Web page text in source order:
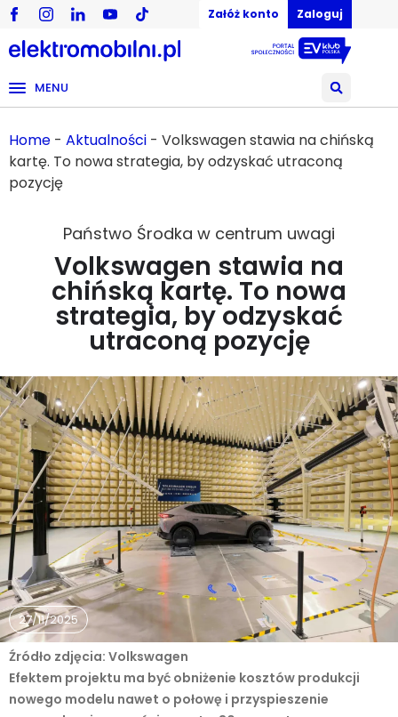
Załóż konto Zaloguj
MENU
Home - Aktualności - Volkswagen stawia na chińską
kartę. To nowa strategia, by odzyskać utraconą
pozycję
Państwo Środka w centrum uwagi
Volkswagen stawia na
chińską kartę. To nowa
strategia, by odzyskać
utraconą pozycję
27/11/2025
Efektem projektu ma być obniżenie kosztów produkcji
nowego modelu nawet o połowę i przyspieszenie
Źródło zdjęcia: Volkswagen